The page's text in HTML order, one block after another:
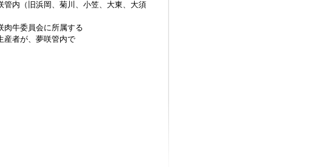
管内（旧浜岡、菊川、小笠、大東、大須
肉牛委員会に所属する
産者が、夢咲管内で